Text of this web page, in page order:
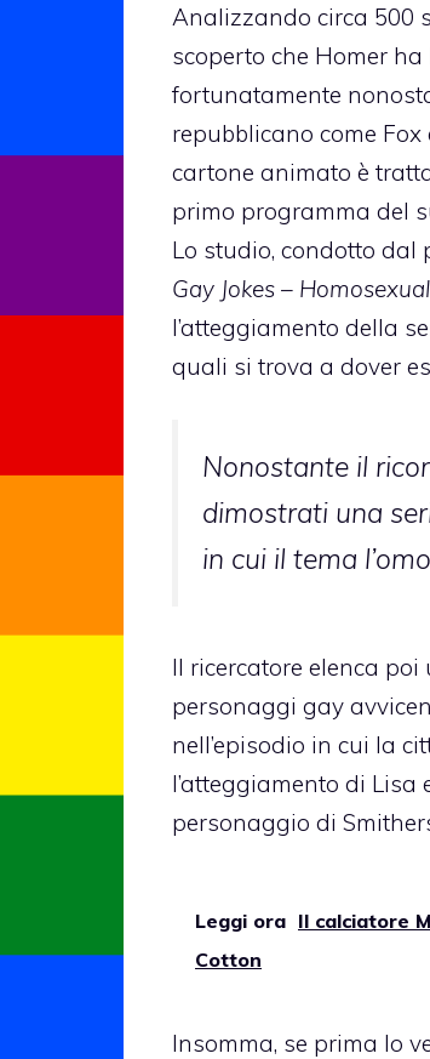
Analizzando circa 500
scoperto che Homer
fortunatamente
repubblicano come Fox
cartone animato è
primo programma del
Lo studio, condotto dal
Gay Jokes –
l’atteggiamento della
quali si trova a dover
Nonostante il
dimostrati una
in cui il tema
Il ricercatore elenca
personaggi gay
nell’episodio in cui la
l’atteggiamento di
personaggio di
Leggi ora Il calciatore
Cotton
Insomma, se prima lo